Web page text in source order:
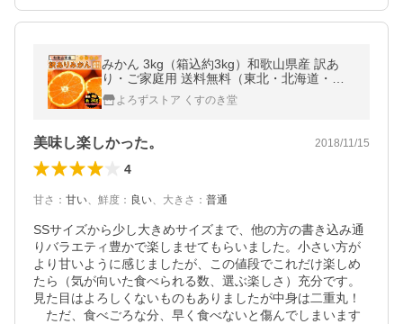
みかん 3kg（箱込約3kg）和歌山県産 訳あ
り・ご家庭用 送料無料（東北・北海道・沖
縄県除く）（配達日指定不可）
よろずストア くすのき堂
美味し楽しかった。 2018/11/15
4
甘さ ： 甘い、 鮮度 ： 良い、 大きさ ： 普通
SSサイズから少し大きめサイズまで、他の方の書き込み通
りバラエティ豊かで楽しませてもらいました。小さい方が
より甘いように感じましたが、この値段でこれだけ楽しめ
たら（気が向いた食べられる数、選ぶ楽しさ）充分です。
見た目はよろしくないものもありましたが中身は二重丸！
ただ、食べごろな分、早く食べないと傷んでしまいます